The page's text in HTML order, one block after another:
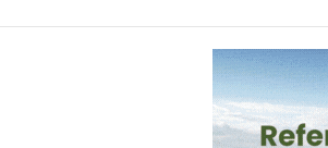
obrigação de proteger cães e gatos